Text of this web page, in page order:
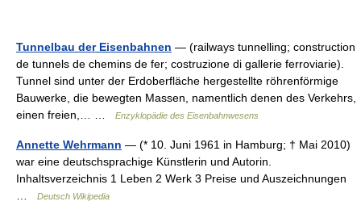
Tunnelbau der Eisenbahnen — (railways tunnelling; construction
de tunnels de chemins de fer; costruzione di gallerie ferroviarie).
Tunnel sind unter der Erdoberfläche hergestellte röhrenförmige
Bauwerke, die bewegten Massen, namentlich denen des Verkehrs,
einen freien,… …
Enzyklopädie des Eisenbahnwesens
Annette Wehrmann — (* 10. Juni 1961 in Hamburg; † Mai 2010)
war eine deutschsprachige Künstlerin und Autorin.
Inhaltsverzeichnis 1 Leben 2 Werk 3 Preise und Auszeichnungen
Deutsch Wikipedia